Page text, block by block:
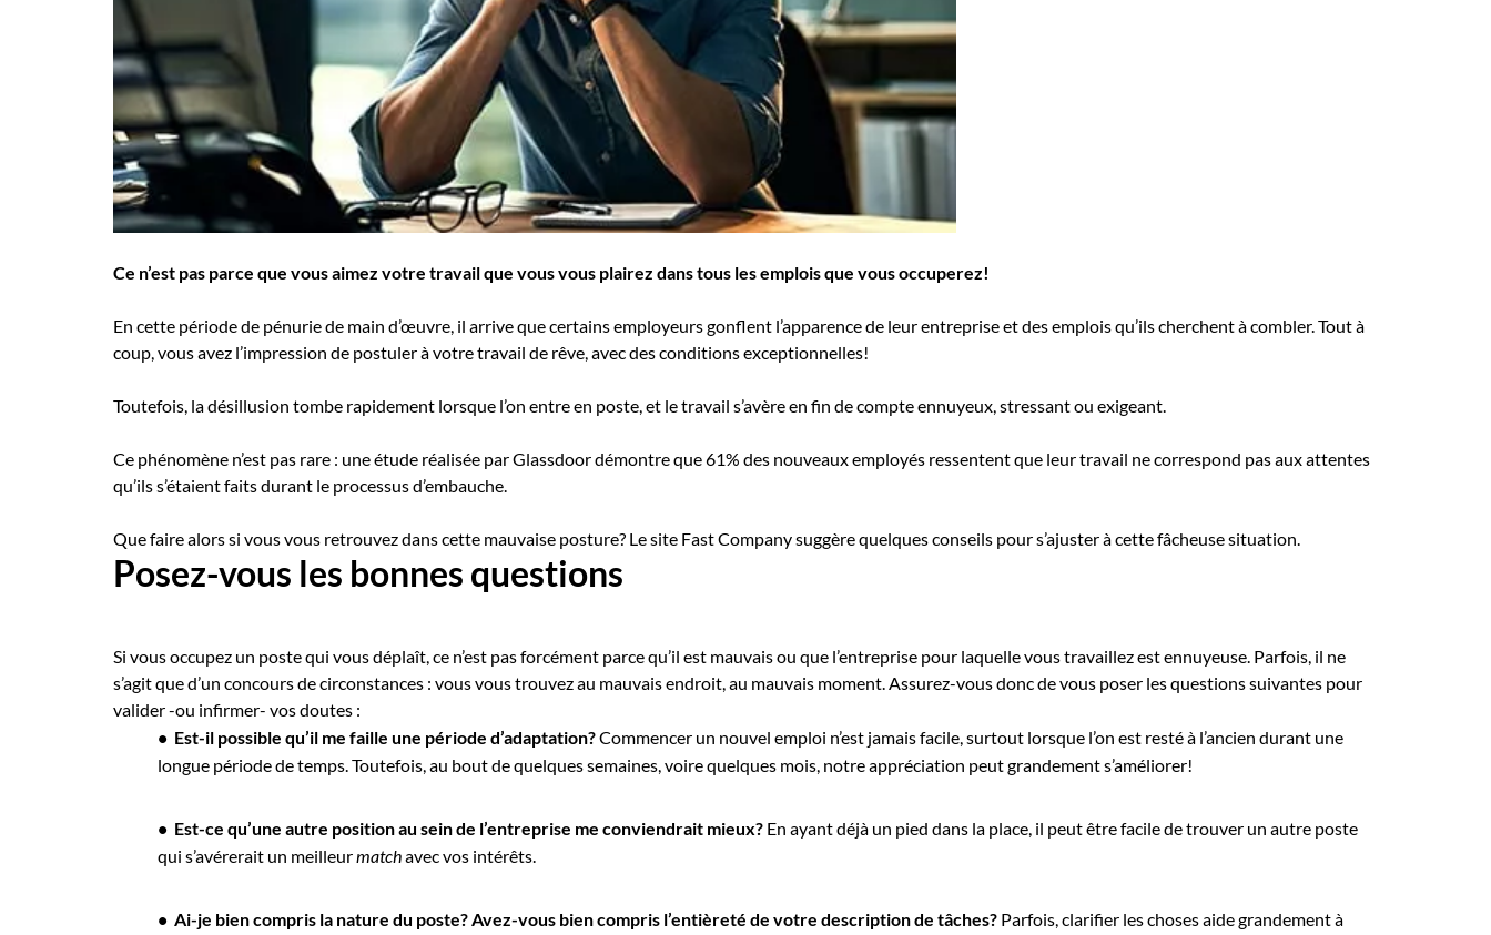
Employeurs
Publiez une offre d'emploi
Ce n’est pas parce que vous aimez votre travail que vous vous plairez dans tous les emplois que vous occuperez!
En cette période de pénurie de main d’œuvre, il arrive que certains employeurs gonflent l’apparence de leur entreprise et des emplois qu’ils cherchent à combler. Tout à
coup, vous avez l’impression de postuler à votre travail de rêve, avec des conditions exceptionnelles!
Toutefois, la désillusion tombe rapidement lorsque l’on entre en poste, et le travail s’avère en fin de compte ennuyeux, stressant ou exigeant.
Ce phénomène n’est pas rare : une étude réalisée par Glassdoor démontre que 61% des nouveaux employés ressentent que leur travail ne correspond pas aux attentes
qu’ils s’étaient faits durant le processus d’embauche.
Que faire alors si vous vous retrouvez dans cette mauvaise posture? Le site Fast Company suggère quelques conseils pour s’ajuster à cette fâcheuse situation.
Posez-vous les bonnes questions
Si vous occupez un poste qui vous déplaît, ce n’est pas forcément parce qu’il est mauvais ou que l’entreprise pour laquelle vous travaillez est ennuyeuse. Parfois, il ne
s’agit que d’un concours de circonstances : vous vous trouvez au mauvais endroit, au mauvais moment. Assurez-vous donc de vous poser les questions suivantes pour
valider -ou infirmer- vos doutes :
• Est-il possible qu’il me faille une période d’adaptation?Commencer un nouvel emploi n’est jamais facile, surtout lorsque l’on est resté à l’ancien durant une
longue période de temps. Toutefois, au bout de quelques semaines, voire quelques mois, notre appréciation peut grandement s’améliorer!
• Est-ce qu’une autre position au sein de l’entreprise me conviendrait mieux? En ayant déjà un pied dans la place, il peut être facile de trouver un autre poste
qui s’avérerait un meilleurmatchavec vos intérêts.
• Ai-je bien compris la nature du poste? Avez-vous bien compris l’entièreté de votre description de tâches? Parfois, clarifier les choses aide grandement à